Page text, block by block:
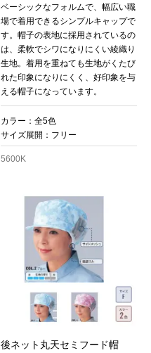
ベーシックなフォルムで、幅広い職
場で着用できるシンプルキャップで
す。帽子の表地に採用されているの
は、柔軟でシワになりにくい綾織り
生地。着用を重ねても生地がくたび
れた印象になりにくく、好印象を与
える帽子になっています。
カラー：全5色
サイズ展開：フリー
5600K
後ネット丸天セミフード帽